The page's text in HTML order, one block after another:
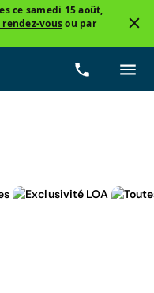
ce samedi 15 août,
rendez-vousou par